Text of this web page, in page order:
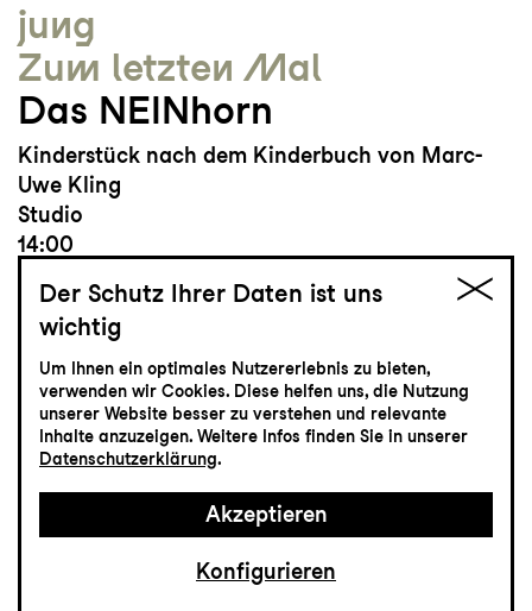
jung
Zum letzten Mal
Das NEINhorn
Kinderstück nach dem Kinderbuch von Marc-
Uwe Kling
Studio
14:00
Tickets
CHF 15
Tanz
Mittwoch
Der Schutz Ihrer Daten ist uns
wichtig
Um Ihnen ein optimales Nutzererlebnis zu bieten,
verwenden wir Cookies. Diese helfen uns, die Nutzung
unserer Website besser zu verstehen und relevante
Inhalte anzuzeigen. Weitere Infos finden Sie in unserer
Datenschutzerklärung.
Akzeptieren
Konfigurieren